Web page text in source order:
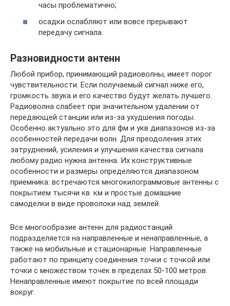
часы проблематично;
осадки ослабляют или вовсе прерывают
передачу сигнала.
Разновидности антенн
Любой прибор, принимающий радиоволны, имеет порог
чувствительности. Если получаемый сигнал ниже его,
громкость звука и его качество будут желать лучшего.
Радиоволна слабеет при значительном удалении от
передающей станции или из-за ухудшения погоды.
Особенно актуально это для фм и укв диапазонов из-за
особенностей передачи волн. Для преодоления этих
затруднений, усиления и улучшения качества сигнала
любому радио нужна антенна. Их конструктивные
особенности и размеры определяются диапазоном
приемника: встречаются многокилограммовые антенны с
покрытием тысячи кв. км и простые домашние
самоделки в виде проволоки над землей.
Все многообразие антенн для радиостанций
подразделяется на направленные и ненаправленные, а
также на мобильные и стационарные. Направленные
работают по принципу соединения точки с точкой или
точки с множеством точек в пределах 50-100 метров.
Ненаправленные имеют покрытие по всей площади
вокруг.